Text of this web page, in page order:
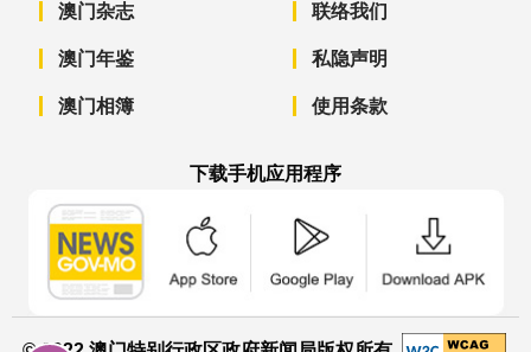
澳门杂志
澳门年鉴
澳门相簿
联络我们
私隐声明
使用条款
下载手机应用程序